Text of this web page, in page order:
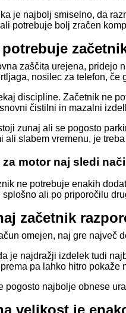
je najbolj smiselno, da
potrebuje bolj zračen
potrebuje
zaščita urejena, pridejo
nosilec za telefon, če
discipline. Začetnik ne
čistilni in mazalni
zunaj ali se pogosto
ali slabem vremenu, je
za motor naj sledi
ne potrebuje enakih
splošno ali po priporočilu
začetnik
omejen, naj gre največ
je najdražji izdelek tudi
pa lahko hitro pokaže
pogosto najbolje obnese